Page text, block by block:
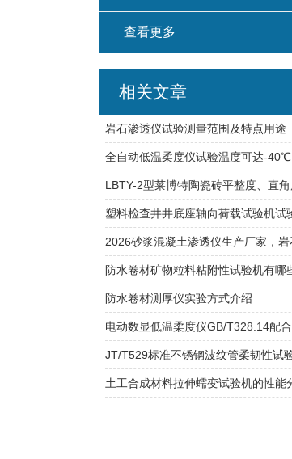
查看更多
相关文章
岩石渗透仪试验测量范围及特点用途
全自动低温柔度仪试验温度可达-40℃
防水卷材测厚仪实验方式介绍